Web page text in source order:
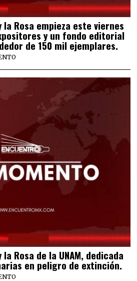
Rosa empieza este viernes
y un fondo editorial
de 150 mil ejemplares.
Rosa de la UNAM, dedicada
en peligro de extinción.